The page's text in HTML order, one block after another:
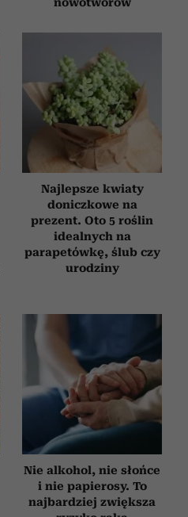
Najlepsze kwiaty
doniczkowe na
prezent. Oto 5 roślin
idealnych na
parapetówkę, ślub czy
urodziny
Nie alkohol, nie słońce
i nie papierosy. To
najbardziej zwiększa